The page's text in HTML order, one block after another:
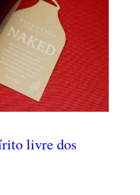
livre dos